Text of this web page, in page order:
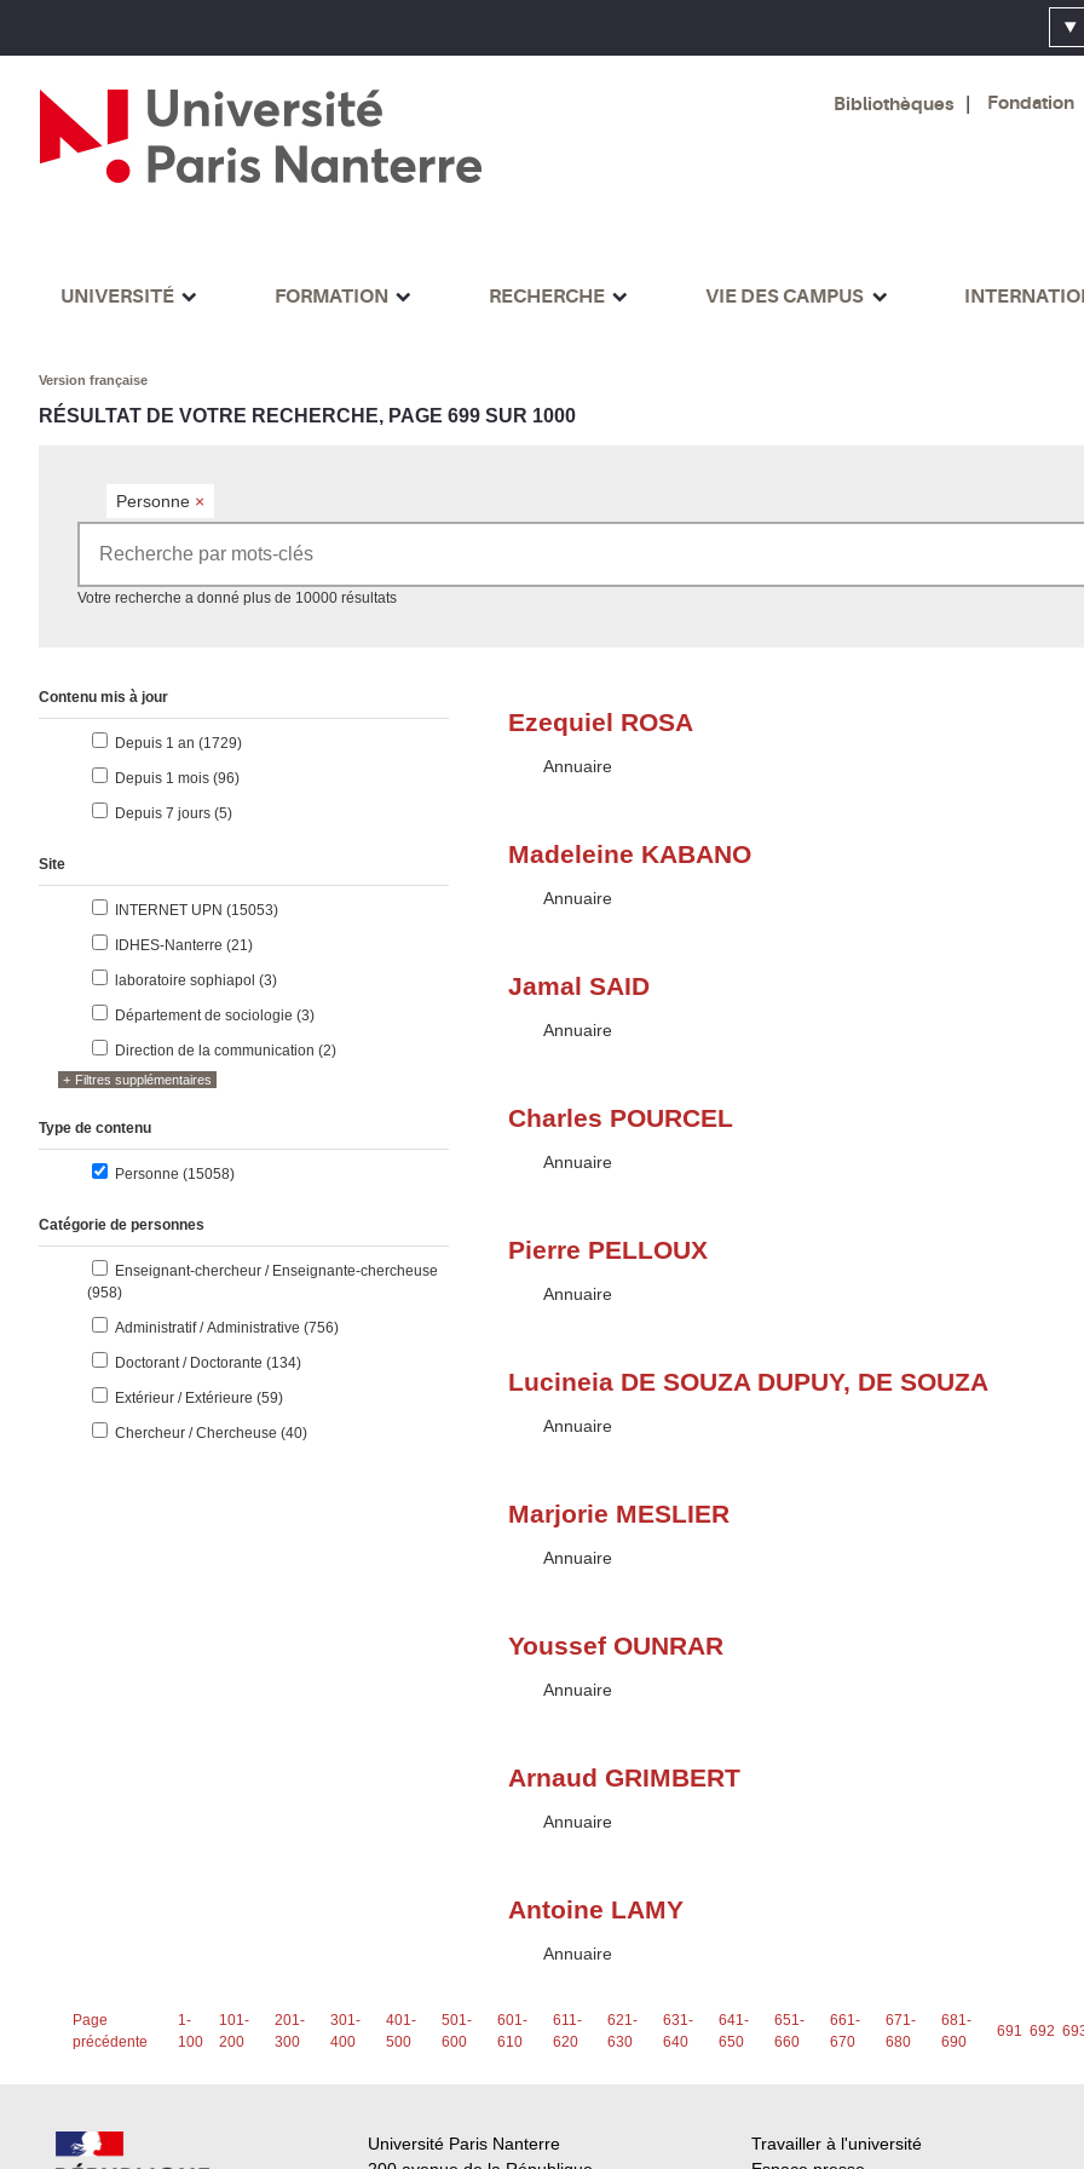
Bibliothèques Fondation
UNIVERSITÉ FORMATION RECHERCHE VIE DES CAMPUS
Version française
RÉSULTAT DE VOTRE RECHERCHE, PAGE 699 SUR 1000
Personne ×
Votre recherche a donné plus de 10000 résultatsAccéder aux résultats
Contenu mis à jour
Depuis 1 an (1729résultats
)
Depuis 1 mois (96résultats
)
Depuis 7 jours (5résultats
)
Site
INTERNET UPN (15053résultats
)
IDHES-Nanterre (21résultats
)
laboratoire sophiapol (3résultats
)
Département de sociologie (3résultats
)
Direction de la communication (2résultats
)
Filtres supplémentaires
Type de contenu
Personne (15058résultats
)
Catégorie de personnes
Enseignant-chercheur / Enseignante-chercheuse
(958résultats
)
Administratif / Administrative (756résultats
)
Doctorant / Doctorante (134résultats
)
Extérieur / Extérieure (59résultats
)
Chercheur / Chercheuse (40résultats
)
Ezequiel ROSA
Type :
Annuaire
Madeleine KABANO
Type :
Annuaire
Jamal SAID
Type :
Annuaire
Charles POURCEL
Type :
Annuaire
Pierre PELLOUX
Type :
Annuaire
Lucineia DE SOUZA DUPUY, DE SOUZA
Type :
Annuaire
Marjorie MESLIER
Type :
Annuaire
Youssef OUNRAR
Type :
Annuaire
Arnaud GRIMBERT
Type :
Annuaire
Antoine LAMY
Type :
Annuaire
Page
précédente
1-
100
101-
200
201-
300
301-
400
401-
500
501-
600
601-
610
611-
620
621-
630
631-
640
641-
650
651-
660
661-
670
671-
680
681-
690
691 692
Université Paris Nanterre
Travailler à l'université